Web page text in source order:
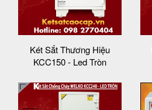
Két Sắt Thương Hiệu
KCC150 - Led Tròn